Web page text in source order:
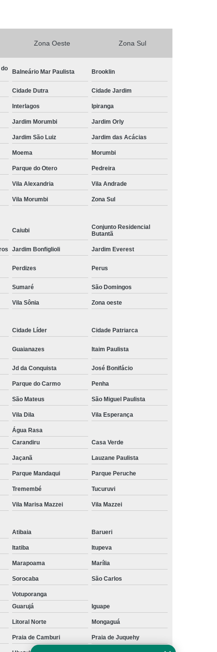
para Carros
para Carros Especiais
Central de Comando Eletrônico para Volante
Comandos de Painel ao Volante
Central Multimídia Adaptada
com Gps
Central Multimídia com Tv
para Pcd
Central Multimídia Pcd
Pcd
Comando de Painel ao Volante Pcd
Comando Elétrico Volante para Pcd
Pcd Volante
Comando Volante para Pcd
e Freio Eletrônico Adaptação
Adaptação de Deficientes
Adaptação de Deficientes Físicos
Adaptação Deficientes Físicos
Eletrônico Adaptação Pcd
Eletrônico de Adaptação
Eletrônico para Adaptação
Deficientes
Eletrônica Adaptada para Deficiente
Físico
Embreagem Eletrônica Deficiente
Embreagem Eletrônica para Deficiente
Embreagem Eletrônica Progressiva
Medida para Deficiente
Universal para Cadeirante
de Deficientes Físicos
Deficientes Físicos
Kit Acelerador e Freio Manual de Adaptação
para Adaptação
Adaptação de Deficientes
Zona Oeste Zona Sul
Balneário Mar Paulista Brooklin
Cidade Dutra Cidade Jardim
Interlagos Ipiranga
Jardim Morumbi Jardim Orly
Jardim São Luiz Jardim das Acácias
Moema Morumbi
Parque do Otero Pedreira
Vila Alexandria Vila Andrade
Vila Morumbi Zona Sul
Caiubi
Conjunto Residencial
Butantã
Jardim Bonfiglioli Jardim Everest
Perdizes Perus
Sumaré São Domingos
Vila Sônia Zona oeste
Cidade Líder Cidade Patriarca
Guaianazes Itaim Paulista
Jd da Conquista José Bonifácio
Parque do Carmo Penha
São Mateus São Miguel Paulista
Vila Dila Vila Esperança
Água Rasa
Carandiru Casa Verde
Jaçanã Lauzane Paulista
Parque Mandaqui Parque Peruche
Tremembé Tucuruvi
Vila Marisa Mazzei Vila Mazzei
Atibaia Barueri
Itatiba Itupeva
Marapoama Marília
Sorocaba São Carlos
Votuporanga
Guarujá Iguape
Litoral Norte Mongaguá
Praia de Camburi Praia de Juquehy